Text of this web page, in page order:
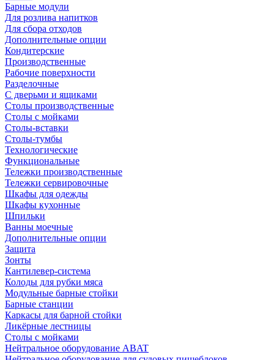
Барные модули
Для розлива напитков
Для сбора отходов
Дополнительные опции
Кондитерские
Производственные
Рабочие поверхности
Разделочные
С дверьми и ящиками
Столы производственные
Столы с мойками
Столы-вставки
Столы-тумбы
Технологические
Функциональные
Тележки производственные
Тележки сервировочные
Шкафы для одежды
Шкафы кухонные
Шпильки
Ванны моечные
Дополнительные опции
Защита
Зонты
Кантилевер-система
Колоды для рубки мяса
Модульные барные стойки
Барные станции
Каркасы для барной стойки
Ликёрные лестницы
Столы с мойками
Нейтральное оборудование ABAT